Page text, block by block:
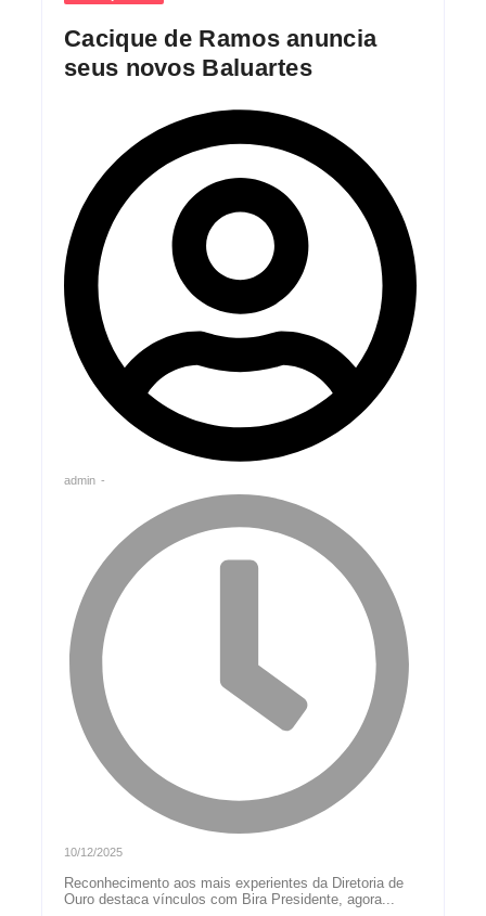
Cacique de Ramos anuncia
seus novos Baluartes
admin -
10/12/2025
Reconhecimento aos mais experientes da Diretoria de
Ouro destaca vínculos com Bira Presidente, agora...